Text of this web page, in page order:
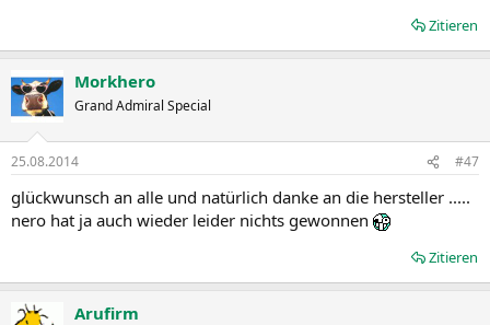
Zitieren
Morkhero
Grand Admiral Special
25.08.2014 #47
glückwunsch an alle und natürlich danke an die hersteller .....
nero hat ja auch wieder leider nichts gewonnen
Zitieren
Arufirm